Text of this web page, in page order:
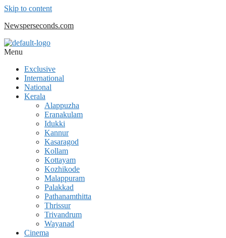
Skip to content
Newsperseconds.com
Menu
Exclusive
International
National
Kerala
Alappuzha
Eranakulam
Idukki
Kannur
Kasaragod
Kollam
Kottayam
Kozhikode
Malappuram
Palakkad
Pathanamthitta
Thrissur
Trivandrum
Wayanad
Cinema